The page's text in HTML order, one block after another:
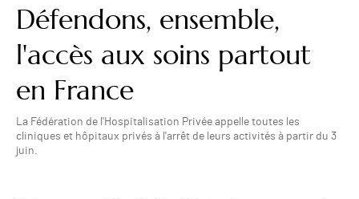
Défendons, ensemble,
l'accès aux soins partout
en France
La Fédération de l'Hospitalisation Privée appelle toutes les
cliniques et hôpitaux privés à l'arrêt de leurs activités à partir du 3
juin.